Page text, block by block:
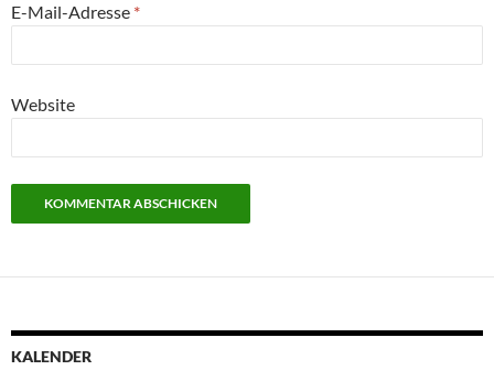
E-Mail-Adresse *
Website
KALENDER